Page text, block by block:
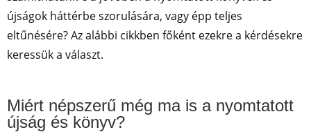
újságok háttérbe szorulására, vagy épp teljes
eltűnésére? Az alábbi cikkben főként ezekre a kérdésekre
keressük a választ.
Miért népszerű még ma is a nyomtatott
újság és könyv?